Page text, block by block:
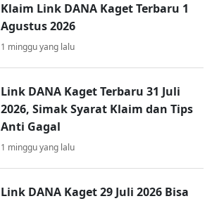
Klaim Link DANA Kaget Terbaru 1
Agustus 2026
1 minggu yang lalu
Link DANA Kaget Terbaru 31 Juli
2026, Simak Syarat Klaim dan Tips
Anti Gagal
1 minggu yang lalu
Link DANA Kaget 29 Juli 2026 Bisa